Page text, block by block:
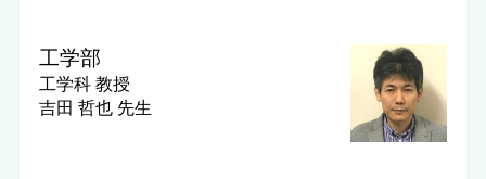
工学部
工学科 教授
吉田 哲也 先生